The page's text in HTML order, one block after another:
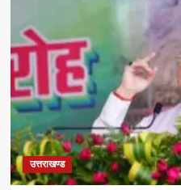
उत्तराखण्ड